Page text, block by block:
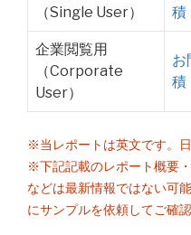
（Single User）
積
企業閲覧用
（Corporate
User）
お
積
※当レポートは英文です。
※下記記載のレポート概要
などは最新情報ではない可
にサンプルを依頼してご確認